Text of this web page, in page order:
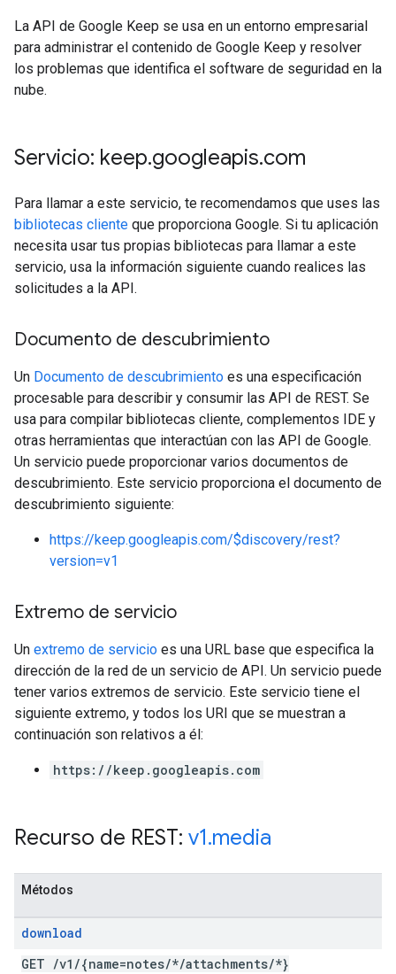
La API de Google Keep se usa en un entorno empresarial
para administrar el contenido de Google Keep y resolver
los problemas que identifica el software de seguridad en la
nube.
Servicio: keep.googleapis.com
Para llamar a este servicio, te recomendamos que uses las
bibliotecas cliente que proporciona Google. Si tu aplicación
necesita usar tus propias bibliotecas para llamar a este
servicio, usa la información siguiente cuando realices las
solicitudes a la API.
Documento de descubrimiento
Un Documento de descubrimiento es una especificación
procesable para describir y consumir las API de REST. Se
usa para compilar bibliotecas cliente, complementos IDE y
otras herramientas que interactúan con las API de Google.
Un servicio puede proporcionar varios documentos de
descubrimiento. Este servicio proporciona el documento de
descubrimiento siguiente:
https://keep.googleapis.com/$discovery/rest?
version=v1
Extremo de servicio
Un extremo de servicio es una URL base que especifica la
dirección de la red de un servicio de API. Un servicio puede
tener varios extremos de servicio. Este servicio tiene el
siguiente extremo, y todos los URI que se muestran a
continuación son relativos a él:
https://keep.googleapis.com
Recurso de REST: v1.media
Métodos
download
GET /v1 /{name=notes/*/attachments/*}